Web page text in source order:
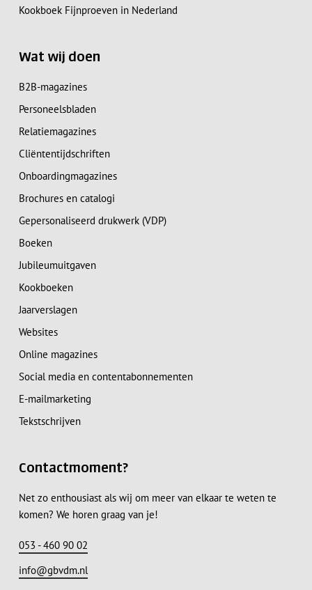
Kookboek Fijnproeven in Nederland
Wat wij doen
B2B-magazines
Personeelsbladen
Relatiemagazines
Cliëntentijdschriften
Onboardingmagazines
Brochures en catalogi
Gepersonaliseerd drukwerk (VDP)
Boeken
Jubileumuitgaven
Kookboeken
Jaarverslagen
Websites
Online magazines
Social media en contentabonnementen
E-mailmarketing
Tekstschrijven
Contactmoment?
Net zo enthousiast als wij om meer van elkaar te weten te
komen? We horen graag van je!
053 - 460 90 02
info@gbvdm.nl